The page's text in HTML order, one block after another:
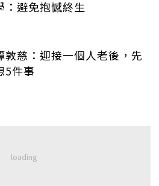
：避免抱憾終生
敦慈：迎接一個人老後，先
5件事